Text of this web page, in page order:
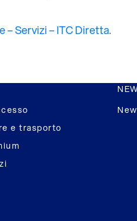
– Servizi – ITC Diretta.
e trasporto